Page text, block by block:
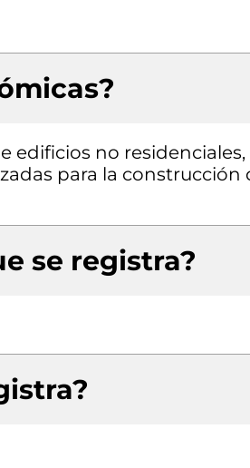
edificios no residenciales,
para la construcción
se registra?